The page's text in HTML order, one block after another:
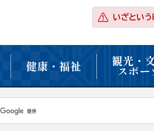
いざという
健康・福祉 観光・
スポー